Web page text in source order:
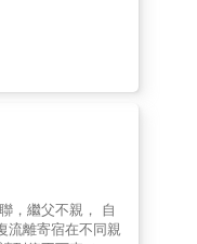
旅途中，學會直
重量，用盡全
體悟。勵志 × 醫
流離寄宿在不同親